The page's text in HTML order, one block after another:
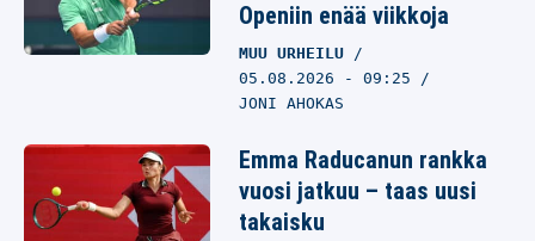
Openiin enää viikkoja
MUU URHEILU
05.08.2026 - 09:25
JONI AHOKAS
Emma Raducanun rankka
vuosi jatkuu – taas uusi
takaisku